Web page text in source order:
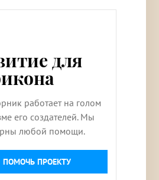
для
работает на голом
его создателей. Мы
любой помощи.
ПОМОЧЬ ПРОЕКТУ